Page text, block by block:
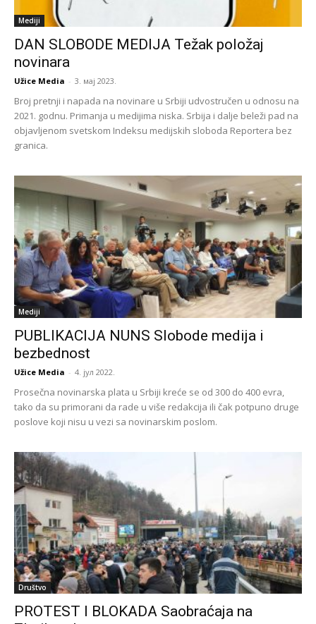
Mediji
DAN SLOBODE MEDIJA Težak položaj
novinara
Užice Media - 3. мај 2023.
Broj pretnji i napada na novinare u Srbiji udvostručen u odnosu na
2021. godnu. Primanja u medijima niska. Srbija i dalje beleži pad na
objavljenom svetskom Indeksu medijskih sloboda Reportera bez
granica.
Mediji
PUBLIKACIJA NUNS Slobode medija i
bezbednost
Užice Media - 4. јул 2022.
Prosečna novinarska plata u Srbiji kreće se od 300 do 400 evra,
tako da su primorani da rade u više redakcija ili čak potpuno druge
poslove koji nisu u vezi sa novinarskim poslom.
Društvo
PROTEST I BLOKADA Saobraćaja na